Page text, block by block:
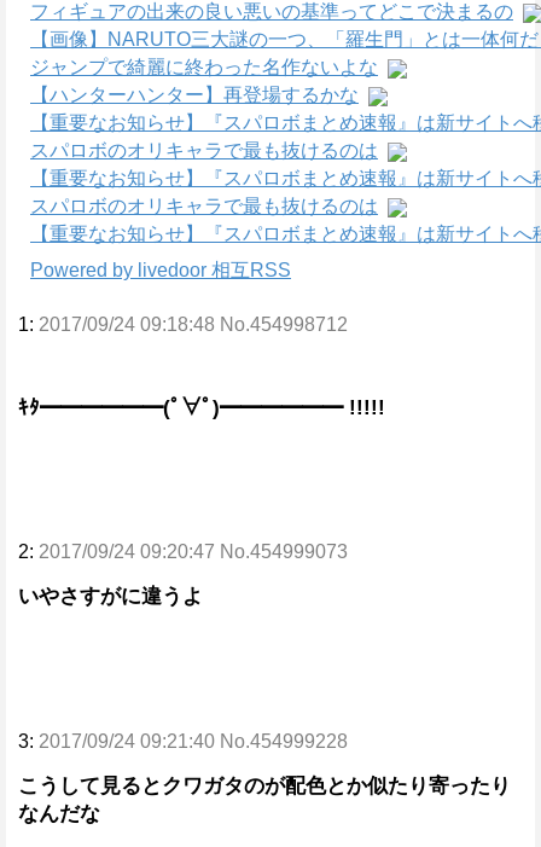
フィギュアの出来の良い悪いの基準ってどこで決まるの
【画像】NARUTO三大謎の一つ、「羅生門」とは一体何
ジャンプで綺麗に終わった名作ないよな
【ハンターハンター】再登場するかな
【重要なお知らせ】『スパロボまとめ速報』は新サイトへ
スパロボのオリキャラで最も抜けるのは
【重要なお知らせ】『スパロボまとめ速報』は新サイトへ
スパロボのオリキャラで最も抜けるのは
【重要なお知らせ】『スパロボまとめ速報』は新サイトへ
Powered by livedoor 相互RSS
1: 2017/09/24 09:18:48 No.454998712
ｷﾀ━━━━━━(ﾟ∀ﾟ)━━━━━━ !!!!!
2: 2017/09/24 09:20:47 No.454999073
いやさすがに違うよ
3: 2017/09/24 09:21:40 No.454999228
こうして見るとクワガタのが配色とか似たり寄ったり
なんだな